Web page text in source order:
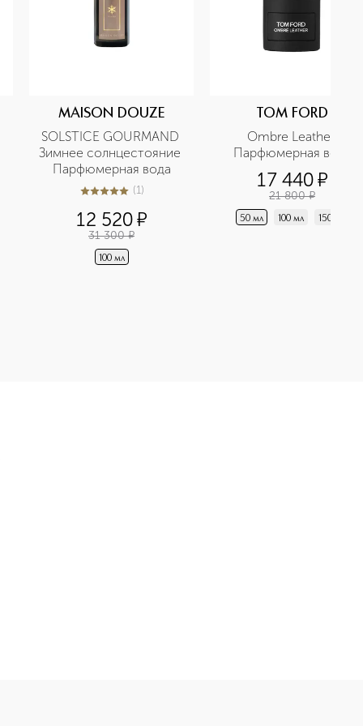
MAISON DOUZE
SOLSTICE GOURMAND
Зимнее солнцестояние
Парфюмерная вода
5из 51 (1)
12 520¤
31 300 ¤
100 мл
TOM FORD
Ombre Leather
Парфюмерная вода
17 440¤
21 800 ¤
50 мл 100 мл 150 мл